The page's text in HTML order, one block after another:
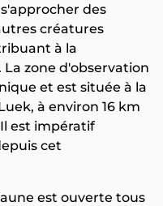
des
créatures
à la
zone d'observation
et est située à la
à environ 16 km
est impératif
cet
est ouverte tous